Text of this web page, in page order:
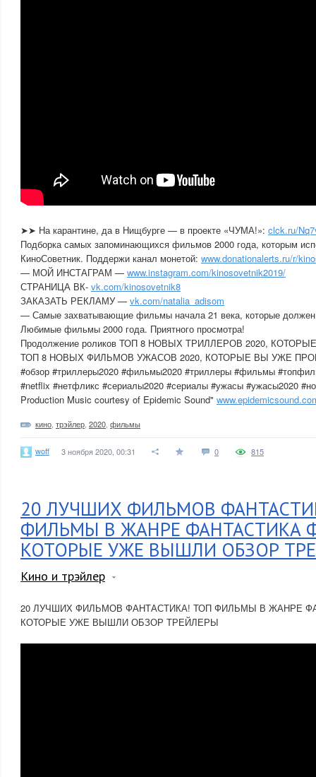
➤➤ На карантине, да в Нищбурге — в проекте «ЧУМА!»: clck.ru/
Подборка самых запоминающихся фильмов 2000 года, которым
КиноСоветник. Поддержи канал монетой: www.donationalerts.ru/r/
— МОЙ ИНСТАГРАМ — www.instagram.com/kinosovetnik2019/
СТРАНИЦА ВК- vk.com/kinosovetnik8
ЗАКАЗАТЬ РЕКЛАМУ — vk.com/natalia_adisom
— Самые захватывающие фильмы начала 21 века, которые
Любимые фильмы 2000 года. Приятного просмотра!
Продолжение роликов ТОП 8 НОВЫХ ТРИЛЛЕРОВ 2020,
ТОП 8 НОВЫХ ФИЛЬМОВ УЖАСОВ 2020, КОТОРЫЕ ВЫ УЖЕ
#обзор #триллеры2020 #фильмы2020 #триллеры #фильмы
#netflix #нетфликс #сериалы2020 #сериалы #ужасы #ужасы2020
Production Music courtesy of Epidemic Sound"
кино трэйлер 2020 фильмы
woff 3 ноября 2020, 00:31 0 815
20 ЛУЧШИХ ФИЛЬМОВ
ФИЛЬМЫ В ЖАНРЕ ФАНТАСТИКА
КОТОРЫЕ УЖЕ ВЫШЛИ ОБЗОР
Кино и трэйлер
20 ЛУЧШИХ ФИЛЬМОВ ФАНТАСТИКА! ТОП ФИЛЬМЫ В ЖАНРЕ
КОТОРЫЕ УЖЕ ВЫШЛИ ОБЗОР ТРЕЙЛЕРЫ